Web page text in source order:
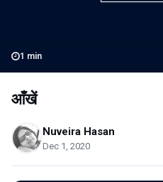
1 min
आँखें
Nuveira Hasan
Dec 1, 2020